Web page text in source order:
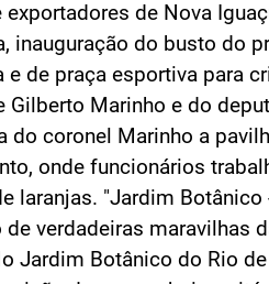
exportadores de Nova
inauguração do busto do
e de praça esportiva para
Gilberto Marinho e do
do coronel Marinho a
onde funcionários
laranjas. "Jardim Botânico
de verdadeiras maravilhas
Jardim Botânico do Rio